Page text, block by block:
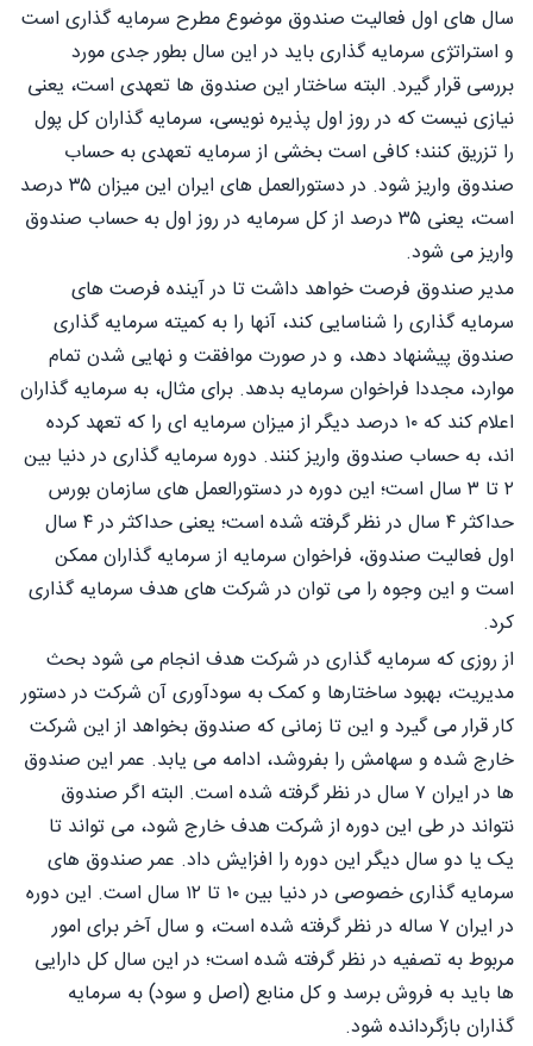
سال های اول فعالیت صندوق موضوع مطرح سرمایه گذاری است
و استراتژی سرمایه گذاری باید در این سال بطور جدی مورد
بررسی قرار گیرد. البته ساختار این صندوق ها تعهدی است، یعنی
نیازی نیست که در روز اول پذیره نویسی، سرمایه گذاران کل پول
را تزریق کنند؛ کافی است بخشی از سرمایه تعهدی به حساب
صندوق واریز شود. در دستورالعمل های ایران این میزان ۳۵ درصد
است، یعنی ۳۵ درصد از کل سرمایه در روز اول به حساب صندوق
واریز می شود.
مدیر صندوق فرصت خواهد داشت تا در آینده فرصت های
سرمایه گذاری را شناسایی کند، آنها را به کمیته سرمایه گذاری
صندوق پیشنهاد دهد، و در صورت موافقت و نهایی شدن تمام
موارد، مجددا فراخوان سرمایه بدهد. برای مثال، به سرمایه گذاران
اعلام کند که ۱۰ درصد دیگر از میزان سرمایه ای را که تعهد کرده
اند، به حساب صندوق واریز کنند. دوره سرمایه گذاری در دنیا بین
۲ تا ۳ سال است؛ این دوره در دستورالعمل های سازمان بورس
حداکثر ۴ سال در نظر گرفته شده است؛ یعنی حداکثر در ۴ سال
اول فعالیت صندوق، فراخوان سرمایه از سرمایه گذاران ممکن
است و این وجوه را می توان در شرکت های هدف سرمایه گذاری
کرد.
از روزی که سرمایه گذاری در شرکت هدف انجام می شود بحث
مدیریت، بهبود ساختارها و کمک به سودآوری آن شرکت در دستور
کار قرار می گیرد و این تا زمانی که صندوق بخواهد از این شرکت
خارج شده و سهامش را بفروشد، ادامه می یابد. عمر این صندوق
ها در ایران ۷ سال در نظر گرفته شده است. البته اگر صندوق
نتواند در طی این دوره از شرکت هدف خارج شود، می تواند تا
یک یا دو سال دیگر این دوره را افزایش داد. عمر صندوق های
سرمایه گذاری خصوصی در دنیا بین ۱۰ تا ۱۲ سال است. این دوره
در ایران ۷ ساله در نظر گرفته شده است، و سال آخر برای امور
مربوط به تصفیه در نظر گرفته شده است؛ در این سال کل دارایی
ها باید به فروش برسد و کل منابع (اصل و سود) به سرمایه
گذاران بازگردانده شود.